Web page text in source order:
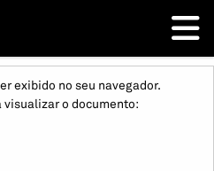
exibido no seu navegador.
visualizar o documento: